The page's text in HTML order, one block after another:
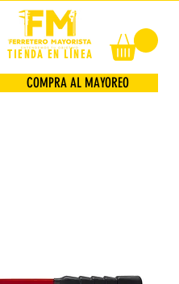
TIENDA EN LÍNEA
COMPRA AL MAYOREO